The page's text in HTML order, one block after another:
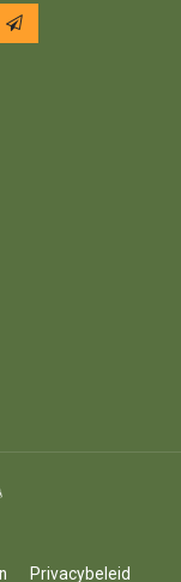
Privacybeleid